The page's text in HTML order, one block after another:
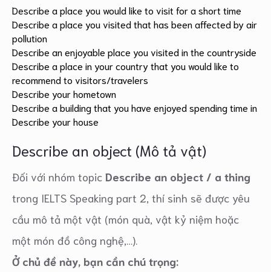
Describe a place you would like to visit for a short time
Describe a place you visited that has been affected by air
pollution
Describe an enjoyable place you visited in the countryside
Describe a place in your country that you would like to
recommend to visitors/travelers
Describe your hometown
Describe a building that you have enjoyed spending time in
Describe your house
Describe an object (Mô tả vật)
Đối với nhóm topic Describe an object / a thing
trong IELTS Speaking part 2, thí sinh sẽ được yêu
cầu mô tả một vật (món quà, vật kỷ niệm hoặc
một món đồ công nghệ,…).
Ở chủ đề này, bạn cần chú trọng: